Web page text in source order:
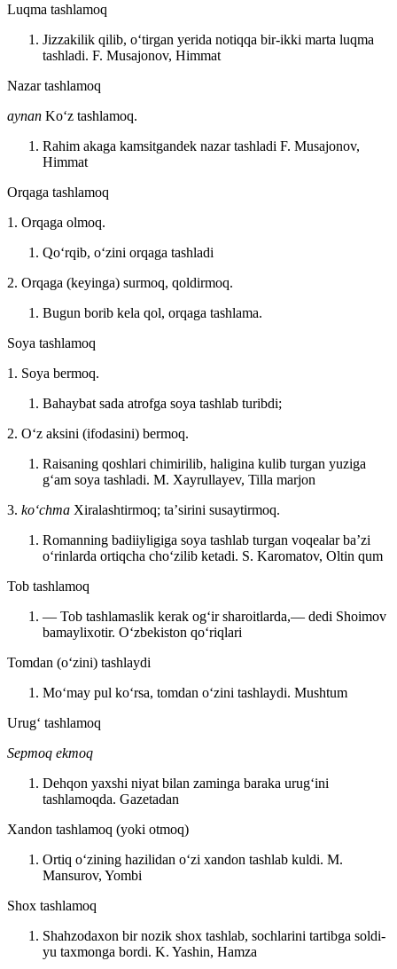
Luqma tashlamoq
Jizzakilik qilib, oʻtirgan yerida notiqqa bir-ikki marta luqma
tashladi. F. Musajonov, Himmat
Nazar tashlamoq
aynan Koʻz tashlamoq.
Rahim akaga kamsitgandek nazar tashladi F. Musajonov,
Himmat
Orqaga tashlamoq
1. Orqaga olmoq.
Qoʻrqib, oʻzini orqaga tashladi
2. Orqaga (keyinga) surmoq, qoldirmoq.
Bugun borib kela qol, orqaga tashlama.
Soya tashlamoq
1. Soya bermoq.
Bahaybat sada atrofga soya tashlab turibdi;
2. Oʻz aksini (ifodasini) bermoq.
Raisaning qoshlari chimirilib, haligina kulib turgan yuziga
gʻam soya tashladi. M. Xayrullayev, Tilla marjon
3. koʻchma Xiralashtirmoq; taʼsirini susaytirmoq.
Romanning badiiyligiga soya tashlab turgan voqealar baʼzi
oʻrinlarda ortiqcha choʻzilib ketadi. S. Karomatov, Oltin qum
Tob tashlamoq
— Tob tashlamaslik kerak ogʻir sharoitlarda,— dedi Shoimov
bamaylixotir. Oʻzbekiston qoʻriqlari
Tomdan (oʻzini) tashlaydi
Moʻmay pul koʻrsa, tomdan oʻzini tashlaydi. Mushtum
Urugʻ tashlamoq
Sepmoq ekmoq
Dehqon yaxshi niyat bilan zaminga baraka urugʻini
tashlamoqda. Gazetadan
Xandon tashlamoq (yoki otmoq)
Ortiq oʻzining hazilidan oʻzi xandon tashlab kuldi. M.
Mansurov, Yombi
Shox tashlamoq
Shahzodaxon bir nozik shox tashlab, sochlarini tartibga soldi-
yu taxmonga bordi. K. Yashin, Hamza